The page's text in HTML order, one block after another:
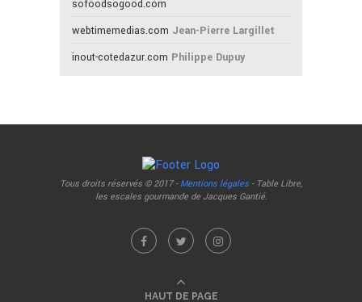
sofoodsogood.com
webtimemedias.com Jean-Pierre Largillet
inout-cotedazur.com Philippe Dupuy
Tous droits réservés © 2017 - Mentions légales - Table Libre,
les escales gourmande de Jacques Gantié.
HAUT DE PAGE